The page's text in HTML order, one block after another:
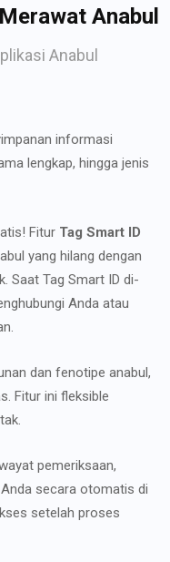
Anabul
Anabul
informasi
lengkap, hingga jenis
Fitur Tag Smart ID
yang hilang dengan
Saat Tag Smart ID di-
Anda atau
dan fenotipe anabul,
Fitur ini fleksible
pemeriksaan,
secara otomatis di
setelah proses